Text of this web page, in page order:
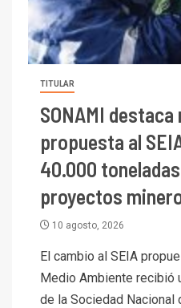
TITULAR
SONAMI
propuesta al
40.000
proyectos
10 agosto, 2026
El cambio al SEIA
Medio Ambiente recibió
de la Sociedad Nacional